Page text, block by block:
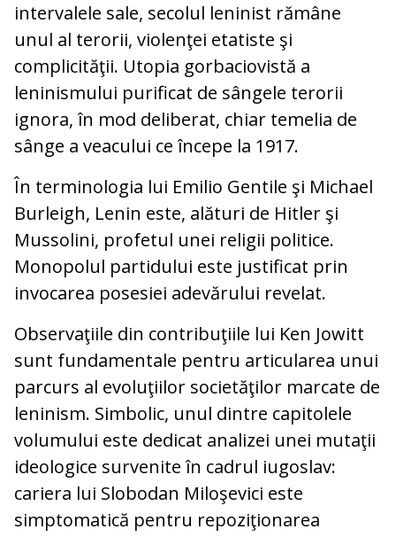
intervalele sale, secolul leninist rămâne
unul al terorii, violenţei etatiste şi
complicităţii. Utopia gorbaciovistă a
leninismului purificat de sângele terorii
ignora, în mod deliberat, chiar temelia de
sânge a veacului ce începe la 1917.
În terminologia lui Emilio Gentile şi Michael
Burleigh, Lenin este, alături de Hitler şi
Mussolini, profetul unei religii politice.
Monopolul partidului este justificat prin
invocarea posesiei adevărului revelat.
Observaţiile din contribuţiile lui Ken Jowitt
sunt fundamentale pentru articularea unui
parcurs al evoluţiilor societăţilor marcate de
leninism. Simbolic, unul dintre capitolele
volumului este dedicat analizei unei mutaţii
ideologice survenite în cadrul iugoslav:
cariera lui Slobodan Miloşevici este
simptomatică pentru repoziţionarea